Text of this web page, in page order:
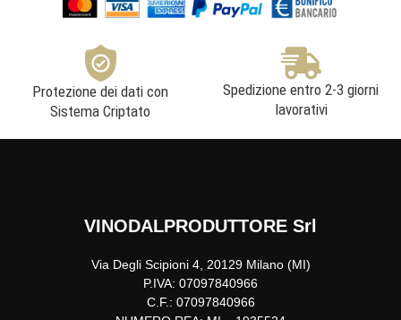
Protezione dei dati con
Sistema Criptato
Spedizione entro 2-3 giorni
lavorativi
VINODALPRODUTTORE Srl
Via Degli Scipioni 4, 20129 Milano (MI)
P.IVA: 07097840966
C.F.: 07097840966